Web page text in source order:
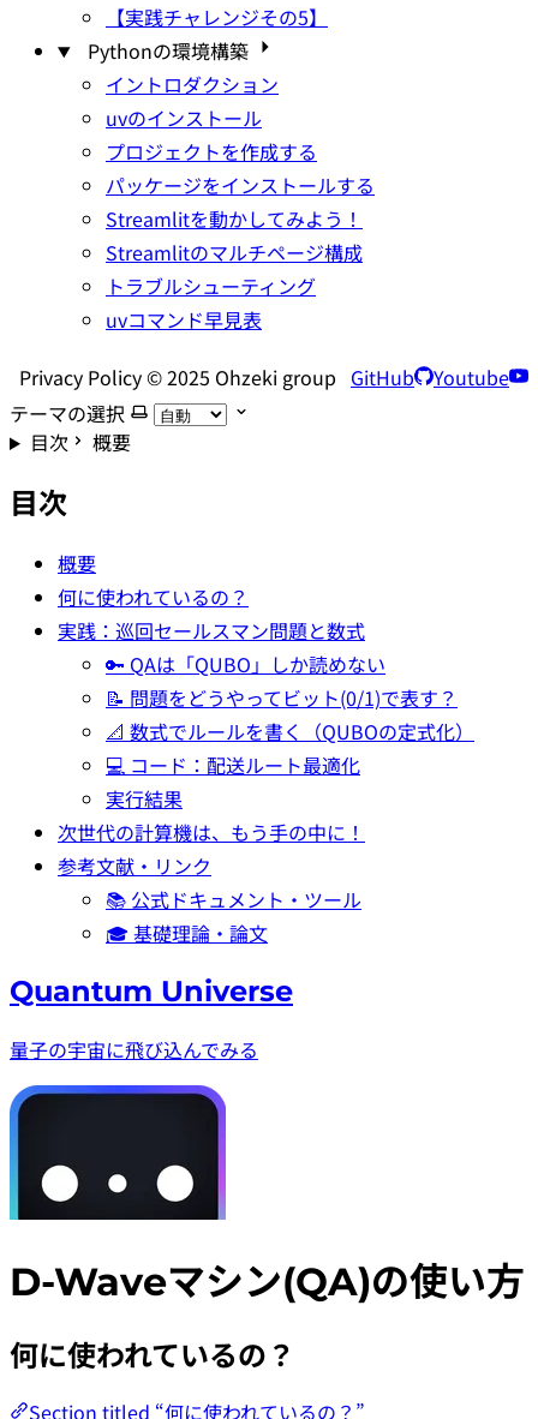
【実践チャレンジその5】
Pythonの環境構築
イントロダクション
uvのインストール
プロジェクトを作成する
パッケージをインストールする
Streamlitを動かしてみよう！
Streamlitのマルチページ構成
トラブルシューティング
uvコマンド早見表
Privacy Policy © 2025 Ohzeki group GitHub
Youtube
テーマの選択
目次
概要
目次
概要
何に使われているの？
実践：巡回セールスマン問題と数式
🔑 QAは「QUBO」しか読めない
📝 問題をどうやってビット(0/1)で表す？
📐 数式でルールを書く（QUBOの定式化）
💻 コード：配送ルート最適化
実行結果
次世代の計算機は、もう手の中に！
参考文献・リンク
📚 公式ドキュメント・ツール
🎓 基礎理論・論文
Quantum Universe
量子の宇宙に飛び込んでみる
D-Waveマシン(QA)の使い方
何に使われているの？
Section titled “何に使われているの？”